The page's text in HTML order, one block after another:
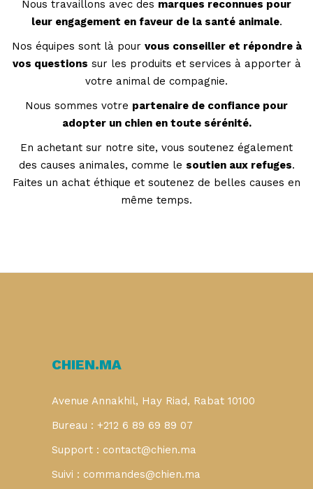
Nous travaillons avec des marques reconnues pour
leur engagement en faveur de la santé animale.
Nos équipes sont là pour vous conseiller et répondre à
vos questions sur les produits et services à apporter à
votre animal de compagnie.
Nous sommes votre partenaire de confiance pour
adopter un chien en toute sérénité.
En achetant sur notre site, vous soutenez également
des causes animales, comme le soutien aux refuges.
Faites un achat éthique et soutenez de belles causes en
même temps.
CHIEN.MA
Avenue Annakhil, Hay Riad, Rabat 10100
Bureau : +212 6 89 69 89 07
Support : contact@chien.ma
Suivi : commandes@chien.ma